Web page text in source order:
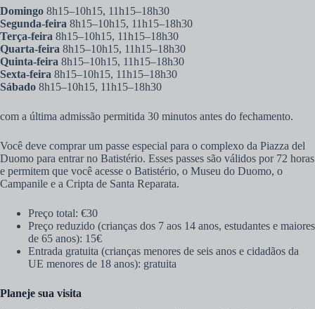
Domingo 8h15–10h15, 11h15–18h30
Segunda-feira 8h15–10h15, 11h15–18h30
Terça-feira 8h15–10h15, 11h15–18h30
Quarta-feira 8h15–10h15, 11h15–18h30
Quinta-feira 8h15–10h15, 11h15–18h30
Sexta-feira 8h15–10h15, 11h15–18h30
Sábado 8h15–10h15, 11h15–18h30
com a última admissão permitida 30 minutos antes do fechamento.
Você deve comprar um passe especial para o complexo da Piazza del
Duomo para entrar no Batistério. Esses passes são válidos por 72 horas
e permitem que você acesse o Batistério, o Museu do Duomo, o
Campanile e a Cripta de Santa Reparata.
Preço total: €30
Preço reduzido (crianças dos 7 aos 14 anos, estudantes e maiores
de 65 anos): 15€
Entrada gratuita (crianças menores de seis anos e cidadãos da
UE menores de 18 anos): gratuita
Planeje sua visita